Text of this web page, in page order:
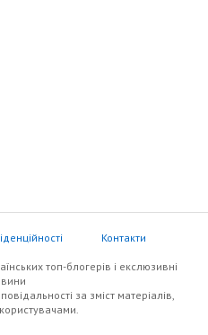
Контакти
топ-блогерів i екслюзивнi
за зміст матеріалів,